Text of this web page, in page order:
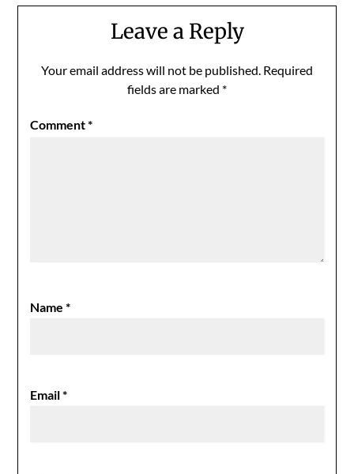
Leave a Reply
Your email address will not be published. Required
fields are marked *
Comment*
Name*
Email*